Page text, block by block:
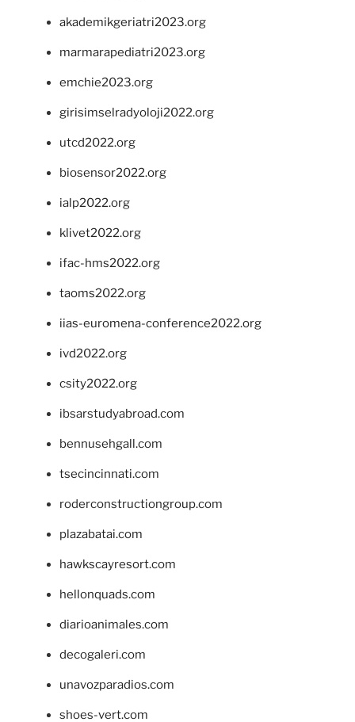
akademikgeriatri2023.org
marmarapediatri2023.org
emchie2023.org
girisimselradyoloji2022.org
utcd2022.org
biosensor2022.org
ialp2022.org
klivet2022.org
ifac-hms2022.org
taoms2022.org
iias-euromena-conference2022.org
ivd2022.org
csity2022.org
ibsarstudyabroad.com
bennusehgall.com
tsecincinnati.com
roderconstructiongroup.com
plazabatai.com
hawkscayresort.com
hellonquads.com
diarioanimales.com
decogaleri.com
unavozparadios.com
shoes-vert.com